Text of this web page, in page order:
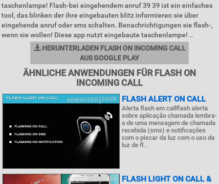
taschenlampe! Flash-bei eingehendem anruf 39 39 ist ein einfaches
tool, das blinken der ihre eingebauten blitz informieren sie über
eingehende anruf oder sms schalten. Benachrichtigungen sie flash-,
wenn sie wollen! Diese app nutzt eingebaute taschenlampe! ..
HERUNTERLADEN FLASH ON INCOMING CALL
AUS GOOGLE PLAY
ÄHNLICHE ANWENDUNGEN FÜR FLASH ON
INCOMING CALL
FLASH ALERT ON CALL
Alerta flash em callflash alerta
sobre aplicação chamada lembra-
o de uma mensagem de chamada
recebida (sms) e notificações
com o piscar da luz com o uso da
luz de fl..
FLASH LIGHT ON CALL &